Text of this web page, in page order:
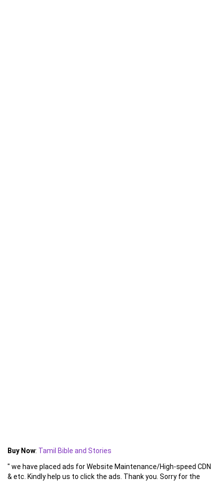
Buy Now: Tamil Bible and Stories
" we have placed ads for Website Maintenance/High-speed CDN
& etc. Kindly help us to click the ads. Thank you. Sorry for the